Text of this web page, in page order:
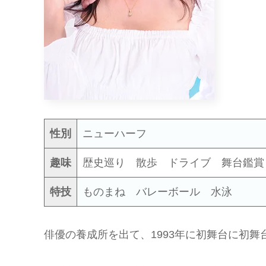
性別 ニューハーフ
趣味 歴史巡り 散歩 ドライブ 舞台鑑賞
特技 ものまね バレーボール 水泳
俳優の養成所を出て、1993年に初舞台に初舞